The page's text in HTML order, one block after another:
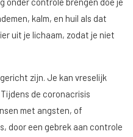
kalm, en huil als dat
uit je lichaam, zodat je niet
zijn. Je kan vreselijk
de coronacrisis
met angsten, of
door een gebrek aan controle